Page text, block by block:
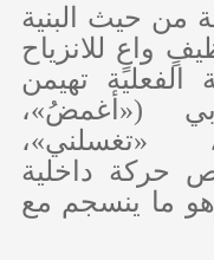
من حيث البنية
واعٍ للانزياح
الفعلية تهيمن
(«أغمضُ»،
«تغسلني»،
حركة داخلية
وهو ما ينسجم مع